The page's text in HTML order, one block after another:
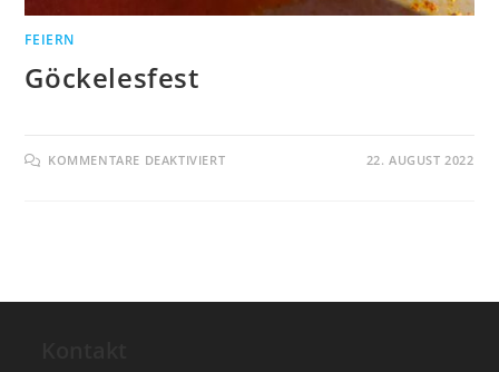
FEIERN
Göckelesfest
KOMMENTARE DEAKTIVIERTFÜR 22. AUGUST 2022